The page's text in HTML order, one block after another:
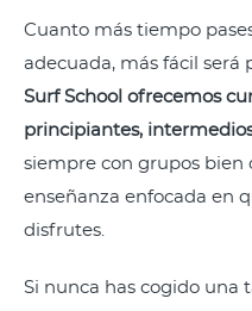
Cuanto más tiempo
adecuada, más fácil será
Surf School ofrecemos
principiantes,
siempre con grupos bien
enseñanza enfocada en
disfrutes.
Si nunca has cogido una